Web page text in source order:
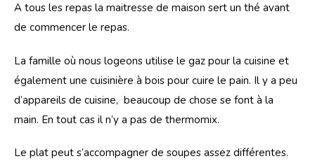
A tous les repas la maitresse de maison sert un thé avant
de commencer le repas.
La famille où nous logeons utilise le gaz pour la cuisine et
également une cuisinière à bois pour cuire le pain. Il y a peu
d’appareils de cuisine,  beaucoup de chose se font à la
main. En tout cas il n’y a pas de thermomix.
Le plat peut s’accompagner de soupes assez différentes.